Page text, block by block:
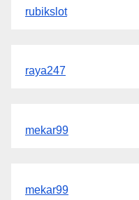
rubikslot
raya247
mekar99
mekar99